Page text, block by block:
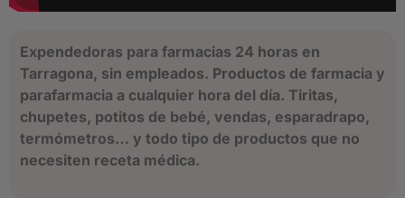
Expendedoras para farmacias 24 horas en
Tarragona, sin empleados. Productos de farmacia y
parafarmacia a cualquier hora del día. Tiritas,
chupetes, potitos de bebé, vendas, esparadrapo,
termómetros… y todo tipo de productos que no
necesiten receta médica.